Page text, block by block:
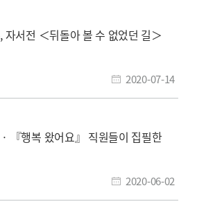
수 없었던 길＞
2020-07-14
· 『행복 왔어요』 직원들이 집필한
2020-06-02